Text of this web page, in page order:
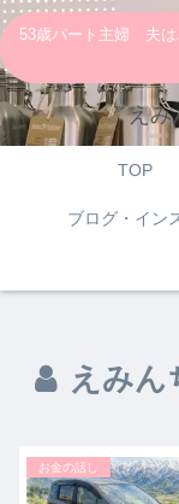
53歳パート主婦 夫
えみ
TOP
ブログ・イン
えみん
お金の話し